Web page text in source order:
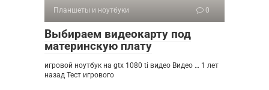
Планшеты и ноутбуки 0
Выбираем видеокарту под
материнскую плату
игровой ноутбук на gtx 1080 ti видео Видео … 1 лет
назад Тест игрового